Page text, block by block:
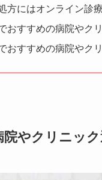
方にはオンライン診
おすすめの病院やク
おすすめの病院やク
院やクリニッ